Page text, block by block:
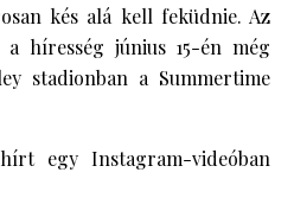
kés alá kell feküdnie. Az
híresség június 15-én még
stadionban a Summertime
egy Instagram-videóban